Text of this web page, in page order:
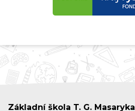
Základní škola T. G. Masaryka